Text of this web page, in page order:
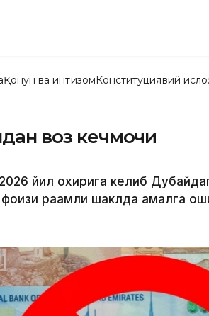
Қонун ва интизомКонституциявий
воз кечмоқчи
йил охирига келиб
рақамли шаклда амалга